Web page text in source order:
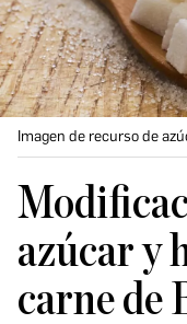
Imagen de recurso de
azúcar y
carne de